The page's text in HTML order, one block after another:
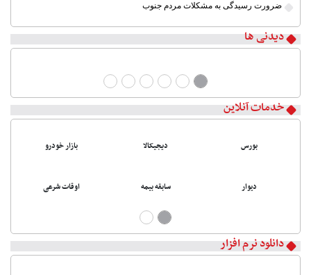
ضرورت رسیدگی به مشکلات مردم جنوب
دیدنی ها
خدمات آنلاین
بورس دیجیکالا بازار خودرو
دیوار سابقه بیمه اوقات شرعی
دانلود نرم افزار